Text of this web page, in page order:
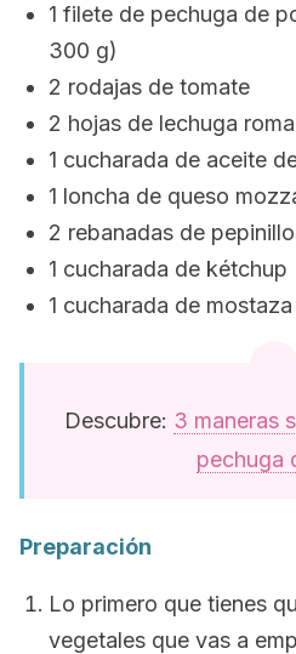
1 filete de pechuga de
300 g)
2 rodajas de tomate
2 hojas de lechuga
1 cucharada de aceite
1 loncha de queso
2 rebanadas de
1 cucharada de kétchup
1 cucharada de
Descubre: 3 maneras
pechuga
Preparación
Lo primero que tienes
vegetales que vas a